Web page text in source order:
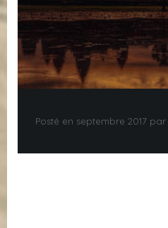
Posté en septembre 2017